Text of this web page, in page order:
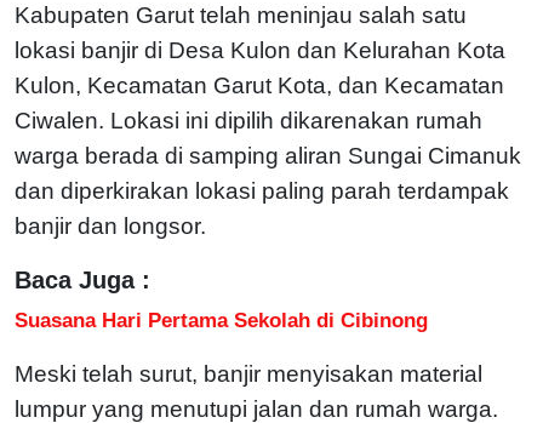
Kabupaten Garut telah meninjau salah satu
lokasi banjir di Desa Kulon dan Kelurahan Kota
Kulon, Kecamatan Garut Kota, dan Kecamatan
Ciwalen. Lokasi ini dipilih dikarenakan rumah
warga berada di samping aliran Sungai Cimanuk
dan diperkirakan lokasi paling parah terdampak
banjir dan longsor.
Baca Juga :
Suasana Hari Pertama Sekolah di Cibinong
Meski telah surut, banjir menyisakan material
lumpur yang menutupi jalan dan rumah warga.